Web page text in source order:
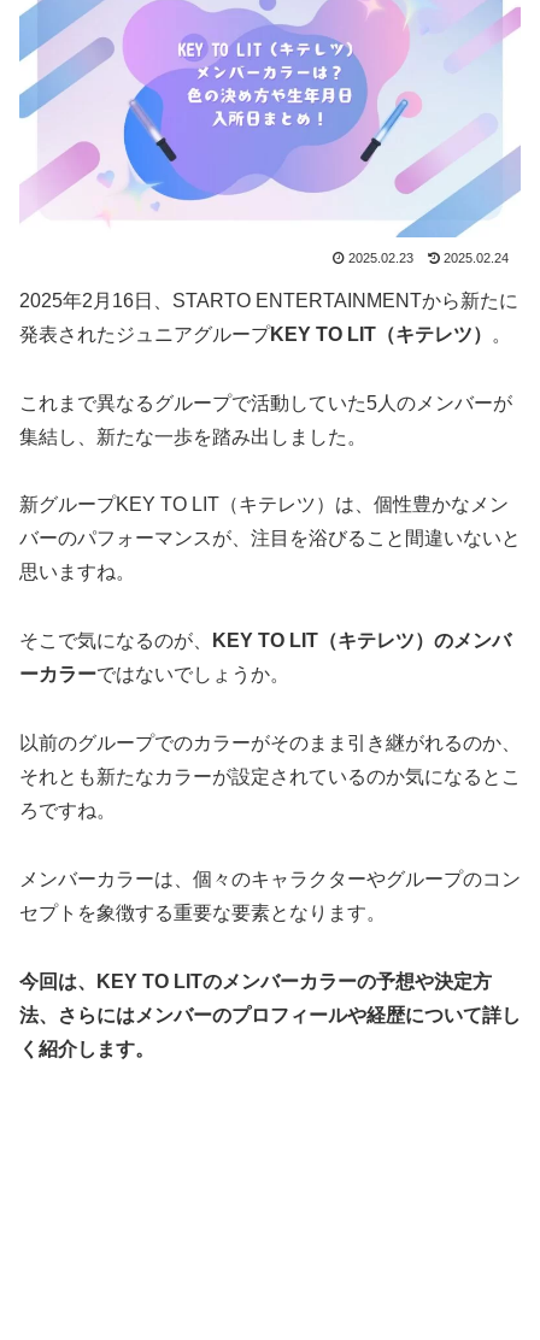
2025.02.23 2025.02.24
2025年2月16日、STARTO ENTERTAINMENTから新たに
発表されたジュニアグループKEY TO LIT（キテレツ） 。
これまで異なるグループで活動していた5人のメンバーが
集結し、新たな一歩を踏み出しました。
新グループKEY TO LIT（キテレツ）は、個性豊かなメン
バーのパフォーマンスが、注目を浴びること間違いないと
思いますね。
そこで気になるのが、
KEY TO LIT（キテレツ）のメンバ
ーカラーではないでしょうか。
以前のグループでのカラーがそのまま引き継がれるのか、
それとも新たなカラーが設定されているのか気になるとこ
ろですね。
メンバーカラーは、個々のキャラクターやグループのコン
セプトを象徴する重要な要素となります。
今回は、KEY TO LITのメンバーカラーの予想や決定方
法、さらにはメンバーのプロフィールや経歴について詳し
く紹介します。